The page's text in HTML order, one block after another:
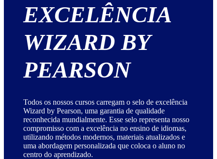
EXCELÊNCIA
WIZARD BY
PEARSON
Todos os nossos cursos carregam o selo de excelência
Wizard by Pearson, uma garantia de qualidade
reconhecida mundialmente. Esse selo representa nosso
compromisso com a excelência no ensino de idiomas,
utilizando métodos modernos, materiais atualizados e
uma abordagem personalizada que coloca o aluno no
centro do aprendizado.